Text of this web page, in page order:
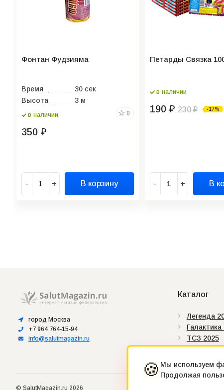
Фонтан Фудзияма
Время
30 сек
Высота
3 м
в наличии 0
350 ₽
- + В корзину
Петарды Связка
в наличии
190 ₽ 230₽ -17%
- + В
город Москва
+7 964 764-15-94
info@salutmagazin.ru
Каталог
Легенда
Галактика
ТСЗ 2025
Штрих-
© SalutMagazin.ru 2026
🍪 Мы используем
Продолжая